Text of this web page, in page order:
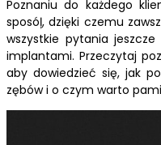
Poznaniu do każdego
sposóļ, dzięki czemu
wszystkie pytania
implantami. Przeczytaj
aby dowiedzieć się, jak
zębów i o czym warto